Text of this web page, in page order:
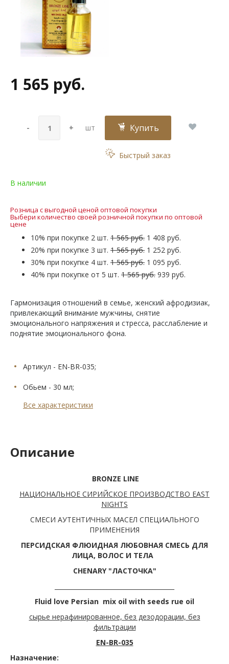
1 565 руб.
- + шт Купить
Быстрый заказ
В наличии
Розница с выгодной ценой оптовой покупки
Выбери количество своей розничной покупки по оптовой
цене
10% при покупке 2 шт. 1 565 руб. 1 408 руб.
20% при покупке 3 шт. 1 565 руб. 1 252 руб.
30% при покупке 4 шт. 1 565 руб. 1 095 руб.
40% при покупке от 5 шт. 1 565 руб. 939 руб.
Гармонизация отношений в семье, женский афродизиак,
привлекающий внимание мужчины, снятие
эмоционального напряжения и стресса, расслабление и
поднятие эмоционального фона.
Артикул - EN-BR-035;
Обьем - 30 мл;
Все характеристики
Описание
BRONZE LINE
НАЦИОНАЛЬНОЕ СИРИЙСКОЕ ПРОИЗВОДСТВО EAST
NIGHTS
СМЕСИ АУТЕНТИЧНЫХ МАСЕЛ СПЕЦИАЛЬНОГО
ПРИМЕНЕНИЯ
ПЕРСИДСКАЯ ФЛЮИДНАЯ ЛЮБОВНАЯ СМЕСЬ ДЛЯ
ЛИЦА, ВОЛОС И ТЕЛА
CHENARY "ЛАСТОЧКА"
Fluid love Persian mix oil with seeds rue oil
сырье нерафинированное, без дезодорации, без
фильтрации
EN-BR-035
Назначение: